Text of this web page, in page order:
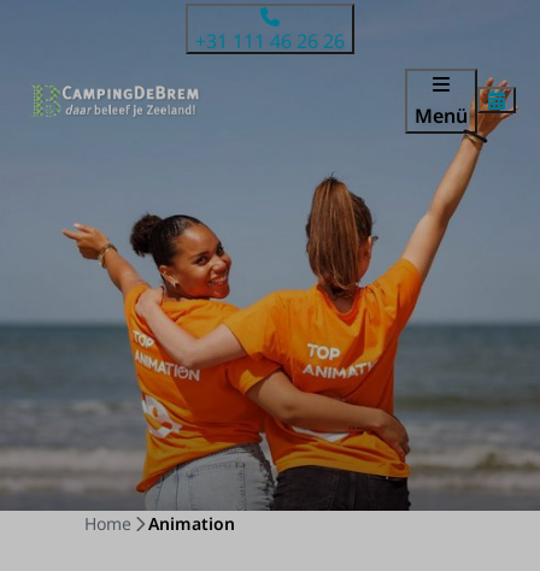
+31 111 46 26 26
Menü
Home Animation